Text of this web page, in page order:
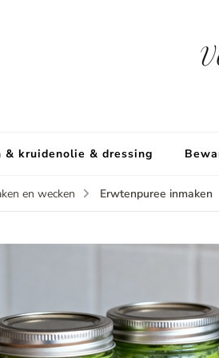
& kruidenolie & dressing
en wecken Erwtenpuree inmaken